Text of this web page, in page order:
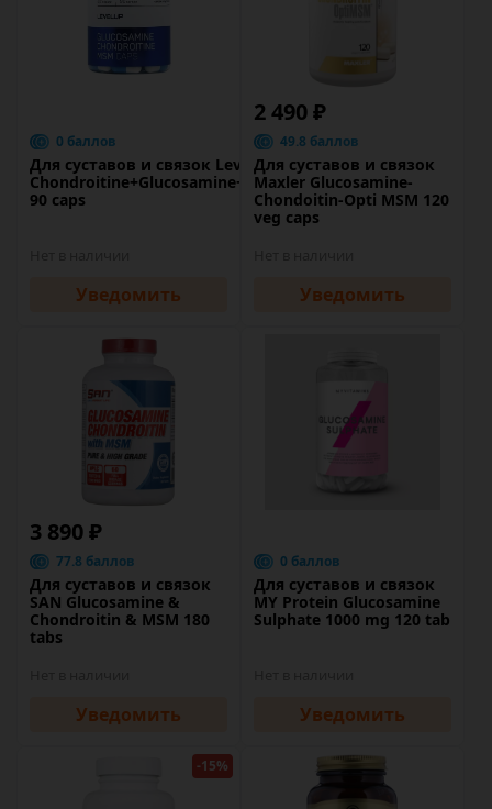
0 баллов
Для суставов и связок LevelUp
Chondroitine+Glucosamine+MSM
90 caps
Уведомить
2 490 ₽
49.8 баллов
Для суставов и связок
Maxler Glucosamine-
Chondoitin-Opti MSM 120
veg caps
Уведомить
3 890 ₽
77.8 баллов
Для суставов и связок
SAN Glucosamine &
Chondroitin & MSM 180
tabs
Уведомить
0 баллов
Для суставов и связок
MY Protein Glucosamine
Sulphate 1000 mg 120 tab
Уведомить
-15%